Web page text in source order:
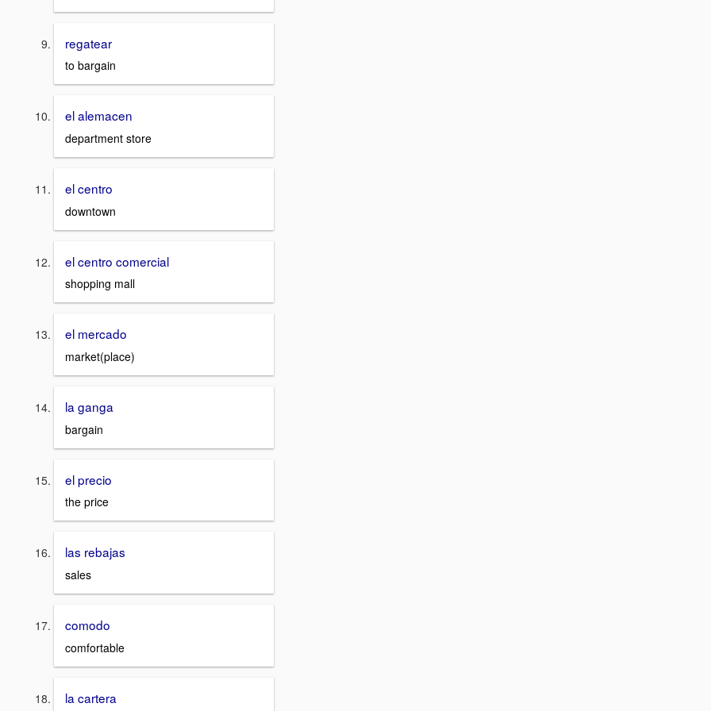
regatear
to bargain
el alemacen
department store
el centro
downtown
el centro comercial
shopping mall
el mercado
market(place)
la ganga
bargain
el precio
the price
las rebajas
sales
comodo
comfortable
la cartera